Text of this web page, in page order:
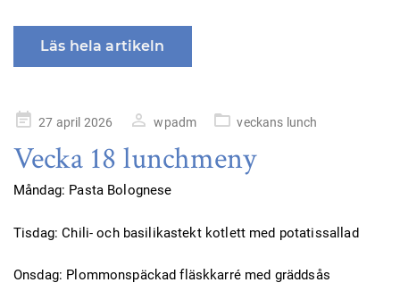
Läs hela artikeln
Publicerad
27 april 2026 wpadm veckans lunch
Vecka 18 lunchmeny
Måndag: Pasta Bolognese
Tisdag: Chili- och basilikastekt kotlett med potatissallad
Onsdag: Plommonspäckad fläskkarré med gräddsås